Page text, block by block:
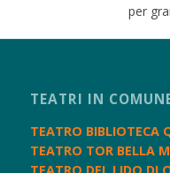
per
TEATRI IN
TEATRO BIBLIOTECA
TEATRO TOR BELLA